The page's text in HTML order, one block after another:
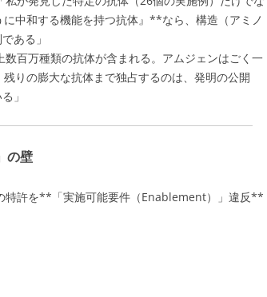
中和する機能を持つ抗体』**なら、構造（アミノ
ある」
百万種類の抗体が含まれる。アムジェンはごく一
りの膨大な抗体まで独占するのは、発明の公開
」
の壁
特許を**「実施可能要件（Enablement）」違反**